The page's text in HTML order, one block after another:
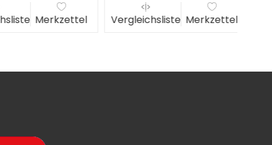
Merkzettel Vergleichsliste Merkzettel